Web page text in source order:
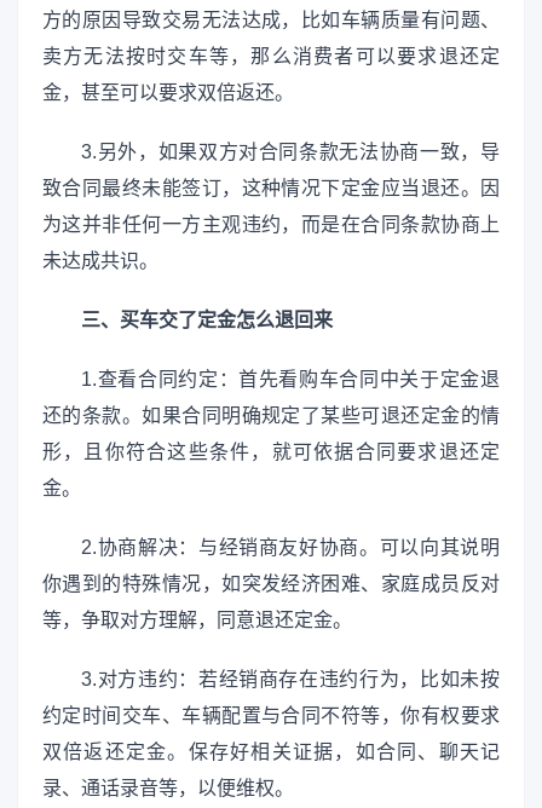
方的原因导致交易无法达成，比如车辆质量有问题、
卖方无法按时交车等，那么消费者可以要求退还定
金，甚至可以要求双倍返还。
3.另外，如果双方对合同条款无法协商一致，导
致合同最终未能签订，这种情况下定金应当退还。因
为这并非任何一方主观违约，而是在合同条款协商上
未达成共识。
三、买车交了定金怎么退回来
1.查看合同约定：首先看购车合同中关于定金退
还的条款。如果合同明确规定了某些可退还定金的情
形，且你符合这些条件，就可依据合同要求退还定
金。
2.协商解决：与经销商友好协商。可以向其说明
你遇到的特殊情况，如突发经济困难、家庭成员反对
等，争取对方理解，同意退还定金。
3.对方违约：若经销商存在违约行为，比如未按
约定时间交车、车辆配置与合同不符等，你有权要求
双倍返还定金。保存好相关证据，如合同、聊天记
录、通话录音等，以便维权。